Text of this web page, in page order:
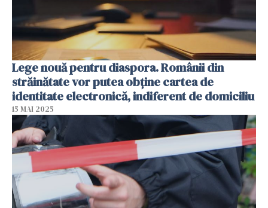
Lege nouă pentru diaspora. Românii din
străinătate vor putea obține cartea de
identitate electronică, indiferent de domiciliu
15 MAI 2025